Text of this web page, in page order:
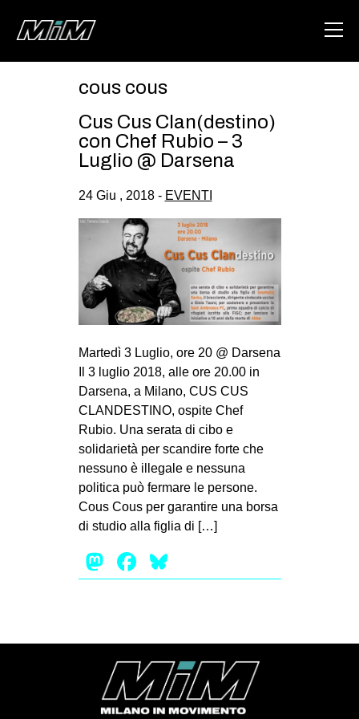
ABOUT
DEGENERAZIONE
GAZA FREESTYLE
CSOA LAMBRETTA
MSM
STUDENTI TSUNAMI
MILANO
MOBILITAZIONI
SPAZI
SPORT POPOLARE
MOVIMENTI
AMBIENTE
DIRITTO ALL’ABITARE
PRECARIATO
REPRESSIONE
STUDENTI
cous cous
Cus Cus Clan(destino)
con Chef Rubio – 3
Luglio @ Darsena
24 Giu , 2018 - EVENTI
Martedì 3 Luglio, ore 20 @ Darsena
Il 3 luglio 2018, alle ore 20.00 in
Darsena, a Milano, CUS CUS
CLANDESTINO, ospite Chef
Rubio. Una serata di cibo e
solidarietà per scandire forte che
nessuno è illegale e nessuna
politica può fermare le persone.
Cous Cous per garantire una borsa
di studio alla figlia di […]
Mastodon
Facebook